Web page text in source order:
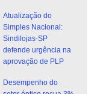
Atualização do
Simples Nacional:
Sindilojas-SP
defende urgência na
aprovação de PLP
Desempenho do